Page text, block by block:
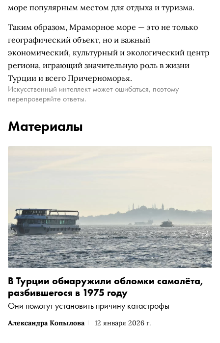
море популярным местом для отдыха и туризма.
Таким образом, Мраморное море — это не только
географический объект, но и важный
экономический, культурный и экологический центр
региона, играющий значительную роль в жизни
Турции и всего Причерноморья.
Искусственный интеллект может ошибаться, поэтому
перепроверяйте ответы.
Материалы
Александра Копылова 12 января 2026 г.
В Турции обнаружили обломки самолёта,
разбившегося в 1975 году
Они помогут установить причину катастрофы